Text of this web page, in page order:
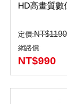
HD高畫質數
定價:NT$1190
網路價:
NT$990